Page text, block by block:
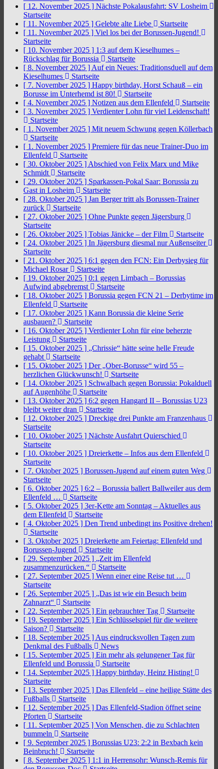
[ 12. November 2025 ] Nächste Pokalausfahrt: SV Losheim
Startseite
[ 11. November 2025 ] Gelebte alte Liebe
Startseite
[ 11. November 2025 ] Viel los bei der Borussen-Jugend!
Startseite
[ 10. November 2025 ] 1:3 auf dem Kieselhumes –
Rückschlag für Borussia
Startseite
[ 8. November 2025 ] Auf ein Neues: Traditionsduell auf dem
Kieselhumes
Startseite
[ 7. November 2025 ] Happy birthday, Horst Schauß – ein
Borusse im Unterhemd ist 80!
Startseite
[ 4. November 2025 ] Notizen aus dem Ellenfeld
Startseite
[ 3. November 2025 ] Verdienter Lohn für viel Leidenschaft!
Startseite
[ 1. November 2025 ] Mit neuem Schwung gegen Köllerbach
Startseite
[ 1. November 2025 ] Premiere für das neue Trainer-Duo im
Ellenfeld
Startseite
[ 30. Oktober 2025 ] Abschied von Felix Marx und Mike
Schmidt
Startseite
[ 29. Oktober 2025 ] Sparkassen-Pokal Saar: Borussia zu
Gast in Losheim
Startseite
[ 28. Oktober 2025 ] Jan Berger tritt als Borussen-Trainer
zurück
Startseite
[ 27. Oktober 2025 ] Ohne Punkte gegen Jägersburg
Startseite
[ 26. Oktober 2025 ] Tobias Jänicke – der Film
Startseite
[ 24. Oktober 2025 ] In Jägersburg diesmal nur Außenseiter
Startseite
[ 21. Oktober 2025 ] 6:1 gegen den FCN: Ein Derbysieg für
Michael Rosar
Startseite
[ 19. Oktober 2025 ] 0:1 gegen Limbach – Borussias
Aufwind abgebremst
Startseite
[ 18. Oktober 2025 ] Borussia gegen FCN 21 – Derbytime im
Ellenfeld
Startseite
[ 17. Oktober 2025 ] Kann Borussia die kleine Serie
ausbauen?
Startseite
[ 16. Oktober 2025 ] Verdienter Lohn für eine beherzte
Leistung
Startseite
[ 15. Oktober 2025 ] „Chrissie“ hätte seine helle Freude
gehabt
Startseite
[ 15. Oktober 2025 ] Der „Ober-Borusse“ wird 55 –
herzlichen Glückwunsch!
Startseite
[ 14. Oktober 2025 ] Schwalbach gegen Borussia: Pokalduell
auf Augenhöhe
Startseite
[ 13. Oktober 2025 ] 6:2 gegen Hangard II – Borussias U23
bleibt weiter dran
Startseite
[ 12. Oktober 2025 ] Dreckige drei Punkte am Franzenhaus
Startseite
[ 10. Oktober 2025 ] Nächste Ausfahrt Quierschied
Startseite
[ 10. Oktober 2025 ] Dreierkette – Infos aus dem Ellenfeld
Startseite
[ 7. Oktober 2025 ] Borussen-Jugend auf einem guten Weg
Startseite
[ 6. Oktober 2025 ] 6:2 – Borussia ballert Ballweiler aus dem
Ellenfeld …
Startseite
[ 5. Oktober 2025 ] 3er-Kette am Sonntag – Aktuelles aus
dem Ellenfeld
Startseite
[ 4. Oktober 2025 ] Den Trend unbedingt ins Positive drehen!
Startseite
[ 3. Oktober 2025 ] Dreierkette am Feiertag: Ellenfeld und
Borussen-Jugend
Startseite
[ 29. September 2025 ] „Zeit im Ellenfeld
zusammenzurücken.“
Startseite
[ 27. September 2025 ] Wenn einer eine Reise tut …
Startseite
[ 26. September 2025 ] „Das ist wie ein Besuch beim
Zahnarzt“
Startseite
[ 22. September 2025 ] Ein gebrauchter Tag
Startseite
[ 19. September 2025 ] Ein Schlüsselspiel für die weitere
Saison?
Startseite
[ 18. September 2025 ] Aus eindrucksvollen Tagen zum
Denkmal des Fußballs
News
[ 15. September 2025 ] Ein mehr als gelungener Tag für
Ellenfeld und Borussia
Startseite
[ 14. September 2025 ] Happy birthday, Heinz Histing!
Startseite
[ 13. September 2025 ] Das Ellenfeld – eine heilige Stätte des
Fußballs
Startseite
[ 12. September 2025 ] Das Ellenfeld-Stadion öffnet seine
Pforten
Startseite
[ 11. September 2025 ] Von Menschen, die zu Schlachten
bummeln
Startseite
[ 9. September 2025 ] Borussias U23: 2:2 in Bexbach kein
Beinbruch!
Startseite
[ 8. September 2025 ] 1:1 in Herrensohr: Wunsch-Remis für